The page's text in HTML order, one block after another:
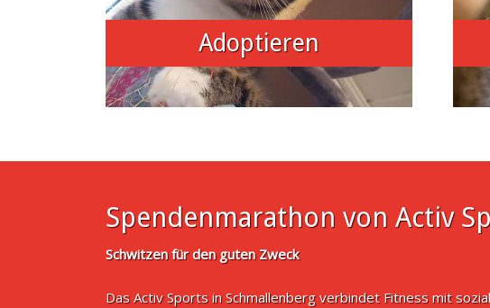
Adoptieren
Spendenmarathon von Activ
Schwitzen für den guten Zweck
Das Activ Sports in Schmallenberg verbindet Fitness mit